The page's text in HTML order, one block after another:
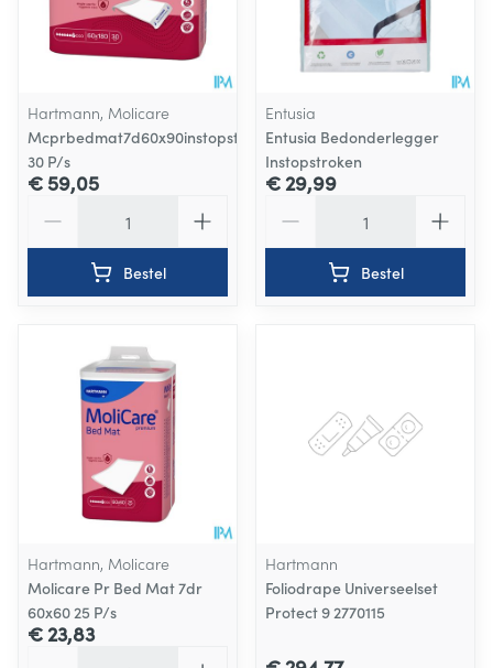
Hartmann, Molicare
Mcprbedmat7d60x90instopstrook
30 P/s
€ 59,05
Bestel
Entusia
Entusia Bedonderlegger
Instopstroken
€ 29,99
Bestel
Hartmann, Molicare
Molicare Pr Bed Mat 7dr
60x60 25 P/s
€ 23,83
Hartmann
Foliodrape Universeelset
Protect 9 2770115